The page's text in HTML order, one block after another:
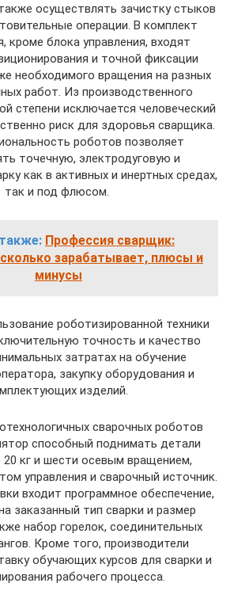
осуществлять зачистку стыков
операции. В комплект
кроме блока управления, входят
и точной фиксации
необходимого вращения на разных
работ. Из производственного
степени исключается человеческий
риск для здоровья сварщика.
роботов позволяет
точечную, электродуговую и
как в активных и инертных средах,
так и под флюсом.
Профессия сварщик:
зарабатывает, плюсы и
минусы
роботизированной техники
точность и качество
затратах на обучение
закупку оборудования и
изделий.
сварочных роботов
способный поднимать детали
кг и шести осевым вращением,
управления и сварочный источник.
входит программное обеспечение,
заказанный тип сварки и размер
набор горелок, соединительных
Кроме того, производители
обучающих курсов для сварки и
рабочего процесса.